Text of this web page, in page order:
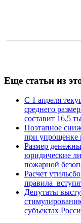
Еще статьи из
С 1 апреля
среднего
составит 16,5
Поэтапное
при упрощенке
Размер
юридические
пожарной
Расчет
правила
Депутаты
субъектах